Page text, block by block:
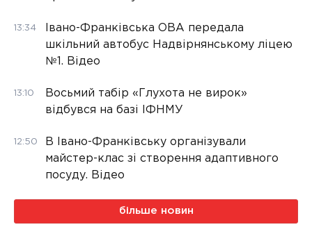
13:34
Івано-Франківська ОВА передала
шкільний автобус Надвірнянському ліцею
№1. Відео
13:10
Восьмий табір «Глухота не вирок»
відбувся на базі ІФНМУ
12:50
В Івано-Франківську організували
майстер-клас зі створення адаптивного
посуду. Відео
більше новин